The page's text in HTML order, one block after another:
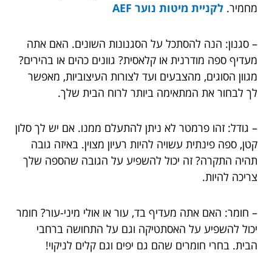
מחמיר. לקניית מיטות נוער AEF
– סגנון: הנה להסתכל על הסגנונות השונים. האם אתה
מעדיף ספה מודרנית או קלאסית? גוונים כהים או בהירים?
מגוון הסוגים, מהצבעים ועד לצורות העיצוביות, מאפשר
לך לבחור את המתאימה ביותר לרוח הבית שלך.
– גודל: זהו פרמטר לא ניתן להתעלם ממנו. אם יש לך סלון
קטן, ספה פינתית עשויה להיות רעיון מצוין. באיזה גובה
תהיה התקרה? זה יכול להשפיע על הגובה שהספה שלך
צריכה להיות.
– חומר: האם אתה מעדיף בד, עור או אולי מיני-עור? חומר
יכול להשפיע על האסתטיקה וגם על התחושה ברחבי
הבית. בחרי חומרים שהם גם יפים וגם קלים לניקוי!